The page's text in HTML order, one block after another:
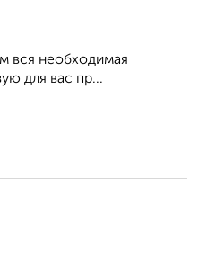
вся необходимая
для вас пр...